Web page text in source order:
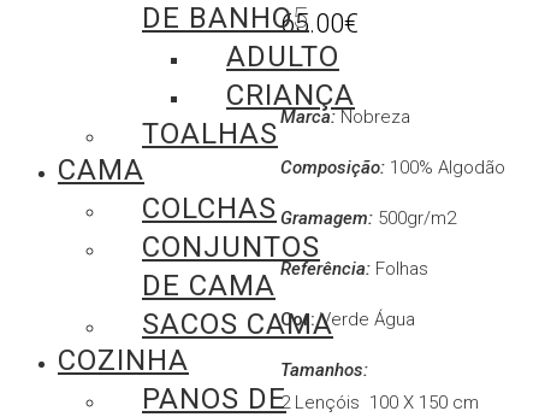
DE BANHO
ADULTO
CRIANÇA
TOALHAS
CAMA
COLCHAS
CONJUNTOS
DE CAMA
SACOS CAMA
COZINHA
PANOS DE
65.00€
Marca:Nobreza
Composição:100% Algodão
Gramagem:500gr/m2
Referência:Folhas
Cor:Verde Água
Tamanhos:
2 Lençóis 100 X 150 cm